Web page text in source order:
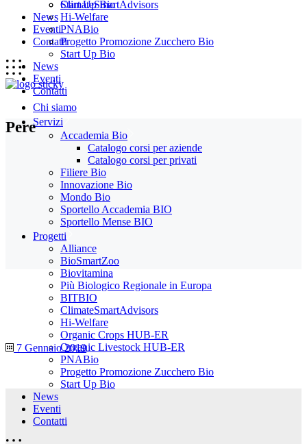
Start Up Bio
News
Eventi
Contatti
Chi siamo
Servizi
Accademia Bio
Catalogo corsi per aziende
Catalogo corsi per privati
Filiere Bio
Innovazione Bio
Mondo Bio
Sportello Accademia BIO
Sportello Mense BIO
Progetti
Alliance
BioSmartZoo
Biovitamina
Più Biologico Regionale in Europa
BITBIO
ClimateSmartAdvisors
Hi-Welfare
Organic Crops HUB-ER
Organic Livestock HUB-ER
PNABio
Progetto Promozione Zucchero Bio
Start Up Bio
News
Eventi
Contatti
ClimateSmartAdvisors
Hi-Welfare
PNABio
Progetto Promozione Zucchero Bio
Start Up Bio
News
Eventi
Contatti
Pere
7 Gennaio 2019